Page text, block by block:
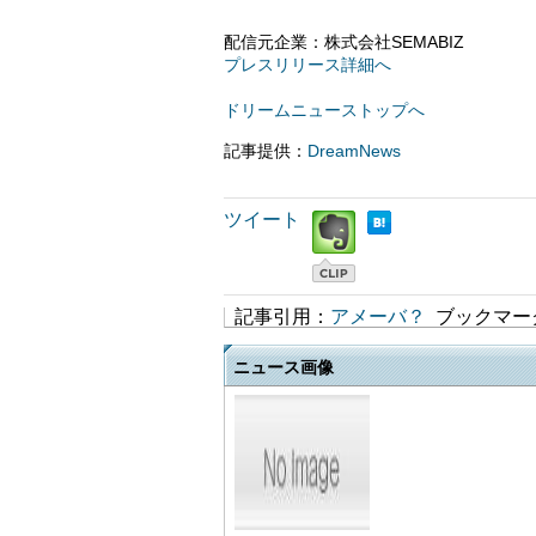
配信元企業：株式会社SEMABIZ
プレスリリース詳細へ
ドリームニューストップへ
記事提供： DreamNews
ツイート
記事引用： アメーバ？ ブックマー
ニュース画像